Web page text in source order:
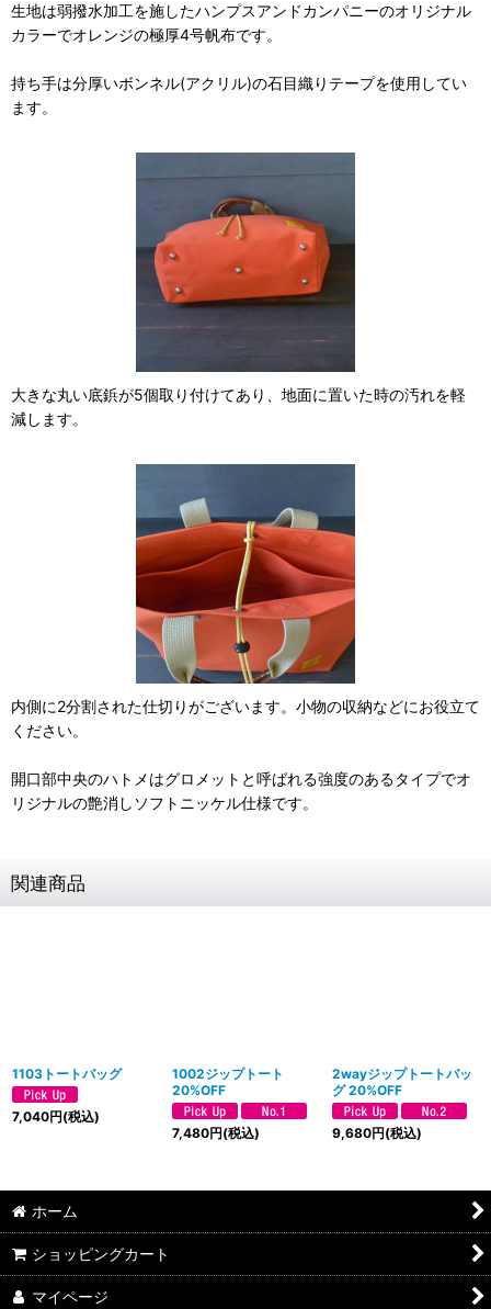
生地は弱撥水加工を施したハンプスアンドカンパニーのオリジナル
カラーでオレンジの極厚4号帆布です。
持ち手は分厚いボンネル(アクリル)の石目織りテープを使用してい
ます。
大きな丸い底鋲が5個取り付けてあり、地面に置いた時の汚れを軽
減します。
内側に2分割された仕切りがございます。小物の収納などにお役立て
ください。
開口部中央のハトメはグロメットと呼ばれる強度のあるタイプでオ
リジナルの艶消しソフトニッケル仕様です。
関連商品
1103トートバッグ
7,040円(税込)
1002ジップトート
20%OFF
7,480円(税込)
2wayジップトートバッ
グ 20%OFF
9,680円(税込)
ホーム
ショッピングカート
マイページ